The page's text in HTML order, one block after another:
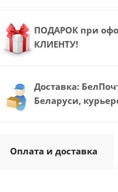
ПОДАРОК при
КЛИЕНТУ!
Доставка:
Беларуси,
Оплата и доставка